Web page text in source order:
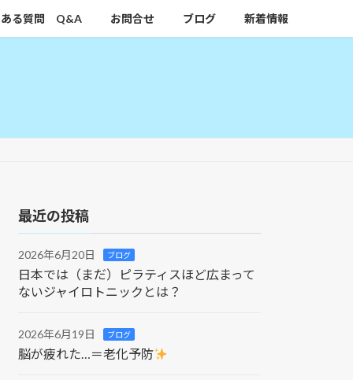
ある質問 Q&A お問合せ ブログ 新着情報
最近の投稿
2026年6月20日 ブログ
日本では（まだ）ピラティスほど広まって
ないジャイロトニックとは？
2026年6月19日 ブログ
脳が疲れた…＝老化予防